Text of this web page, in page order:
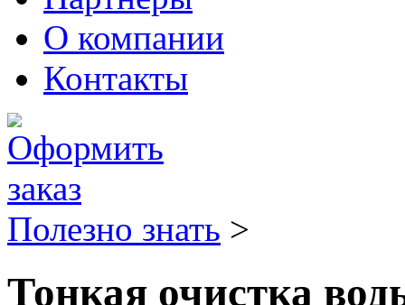
О компании
Контакты
Полезно знать >
Тонкая очистка